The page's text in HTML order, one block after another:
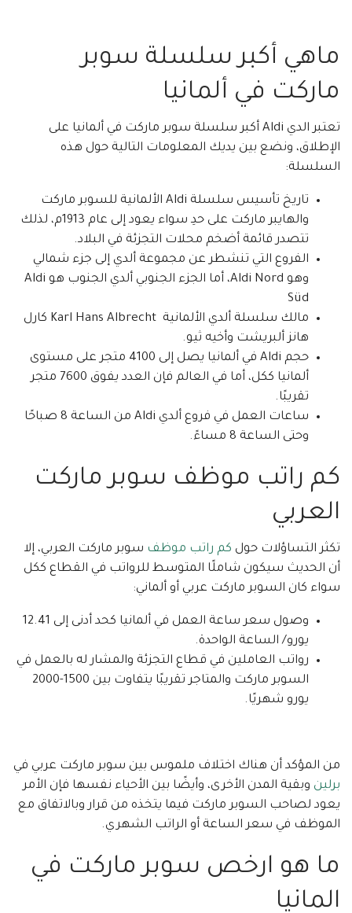
ماهي أكبر سلسلة سوبر
ماركت في ألمانيا
تعتبر الدي Aldi أكبر سلسلة سوبر ماركت في ألمانيا على
الإطلاق، ونضع بين يديك المعلومات التالية حول هذه
السلسلة:
تاريخ تأسيس سلسلة Aldi الألمانية للسوبر ماركت
والهايبر ماركت على حدِ سواء يعود إلى عام 1913م، لذلك
تتصدر قائمة أضخم محلات التجزئة في البلاد.
الفروع التي تنشطر عن مجموعة ألدي إلى جزء شمالي
وهو Aldi Nord، أما الجزء الجنوبي ألدي الجنوب هو Aldi
Süd
مالك سلسلة ألدي الألمانية Karl Hans Albrecht كارل
هانز ألبريشت وأخيه ثيو.
حجم Aldi في ألمانيا يصل إلى 4100 متجر على مستوى
ألمانيا ككل، أما في العالم فإن العدد يفوق 7600 متجر
تقريبًا.
ساعات العمل في فروع ألدي Aldi من الساعة 8 صباحًا
وحتى الساعة 8 مساءً.
كم راتب موظف سوبر ماركت
العربي
تكثر التساؤلات حول كم راتب موظف سوبر ماركت العربي، إلا
أن الحديث سيكون شاملًا المتوسط للرواتب في القطاع ككل
سواء كان السوبر ماركت عربي أو ألماني:
وصول سعر ساعة العمل في ألمانيا كحد أدنى إلى 12.41
يورو/ الساعة الواحدة.
رواتب العاملين في قطاع التجزئة والمشار له بالعمل في
السوبر ماركت والمتاجر تقريبًا يتفاوت بين 1500-2000
يورو شهريًا.
من المؤكد أن هناك اختلاف ملموس بين سوبر ماركت عربي في
برلين وبقية المدن الأخرى، وأيضًا بين الأحياء نفسها فإن الأمر
يعود لصاحب السوبر ماركت فيما يتخذه من قرار وبالاتفاق مع
الموظف في سعر الساعة أو الراتب الشهري.
ما هو ارخص سوبر ماركت في
المانيا